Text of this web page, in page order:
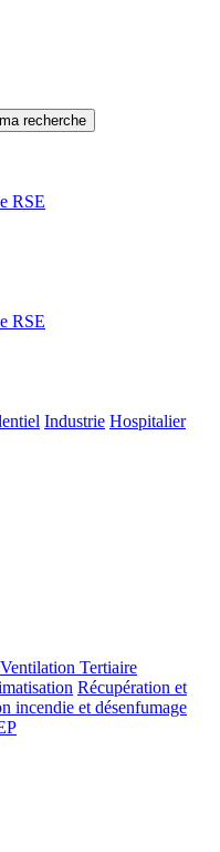
recherche
RSE
RSE
Industrie Hospitalier
Ventilation Tertiaire
Récupération et
incendie et désenfumage